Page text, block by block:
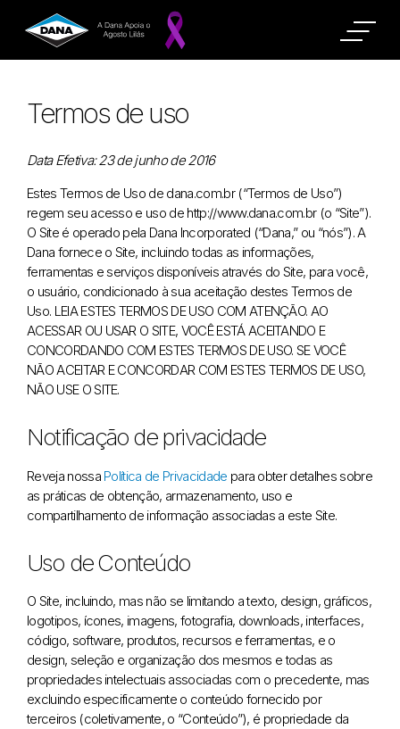
Termos de uso
Data Efetiva: 23 de junho de 2016
Estes Termos de Uso de dana.com.br (“Termos de Uso”)
regem seu acesso e uso de http://www.dana.com.br (o “Site”).
O Site é operado pela Dana Incorporated (“Dana,” ou “nós”). A
Dana fornece o Site, incluindo todas as informações,
ferramentas e serviços disponíveis através do Site, para você,
o usuário, condicionado à sua aceitação destes Termos de
Uso. LEIA ESTES TERMOS DE USO COM ATENÇÃO. AO
ACESSAR OU USAR O SITE, VOCÊ ESTÁ ACEITANDO E
CONCORDANDO COM ESTES TERMOS DE USO. SE VOCÊ
NÃO ACEITAR E CONCORDAR COM ESTES TERMOS DE USO,
NÃO USE O SITE.
Notificação de privacidade
Reveja nossa Política de Privacidade para obter detalhes sobre
as práticas de obtenção, armazenamento, uso e
compartilhamento de informação associadas a este Site.
Uso de Conteúdo
O Site, incluindo, mas não se limitando a texto, design, gráficos,
logotipos, ícones, imagens, fotografia, downloads, interfaces,
código, software, produtos, recursos e ferramentas, e o
design, seleção e organização dos mesmos e todas as
propriedades intelectuais associadas com o precedente, mas
excluindo especificamente o conteúdo fornecido por
terceiros (coletivamente, o “Conteúdo”), é propriedade da